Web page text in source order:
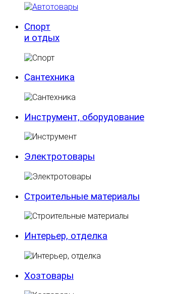
Спорт
и отдых
Сантехника
Инструмент, оборудование
Электротовары
Строительные материалы
Интерьер, отделка
Хозтовары